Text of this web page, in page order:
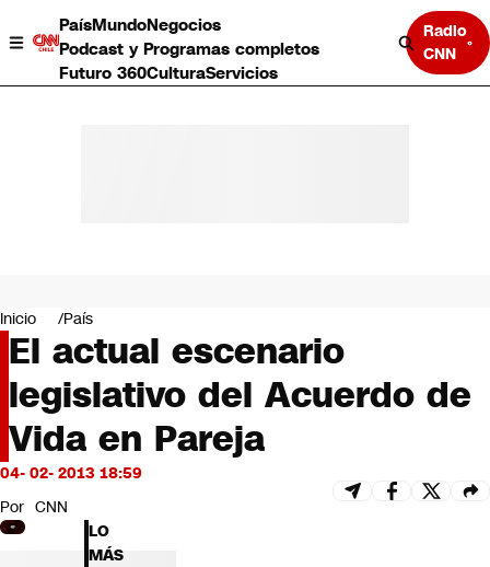
PaísMundoNegocios
Podcast y Programas completos
Futuro 360CulturaServicios
Radio
CNN
Negocios
Deportes
Programas completos
Cultura
Servicios
Bits
CNN tiempo
Futuro 360
Opinión
Inicio País
El actual escenario
legislativo del Acuerdo de
Vida en Pareja
04- 02- 2013 18:59
Por CNN
LO
MÁS